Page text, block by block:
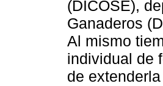
(DICOSE),
Ganaderos
Al mismo
individual de
de